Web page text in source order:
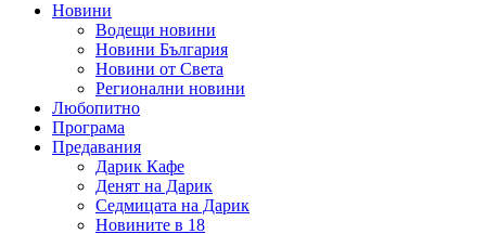
Новини
Водещи новини
Новини България
Новини от Света
Регионални новини
Любопитно
Програма
Предавания
Дарик Кафе
Денят на Дарик
Седмицата на Дарик
Новините в 18